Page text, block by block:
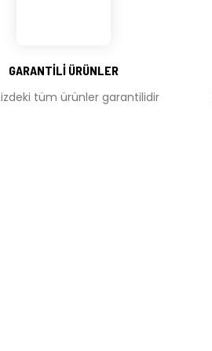
GARANTİLİ ÜRÜNLER
tüm ürünler garantilidir